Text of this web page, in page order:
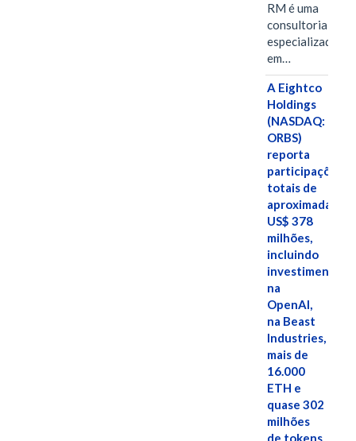
RM é uma
consultoria
especializada
em…
A Eightco
Holdings
(NASDAQ:
ORBS)
reporta
participações
totais de
US$ 378
milhões,
incluindo
investimentos
na
OpenAI,
na Beast
Industries,
mais de
16.000
ETH e
quase 302
milhões
de tokens